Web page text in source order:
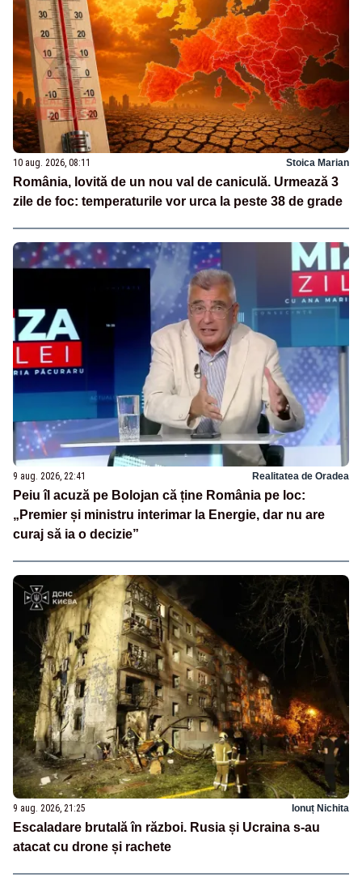
10 aug. 2026, 08:11 Stoica Marian
România, lovită de un nou val de caniculă. Urmează 3
zile de foc: temperaturile vor urca la peste 38 de grade
9 aug. 2026, 22:41 Realitatea de Oradea
Peiu îl acuză pe Bolojan că ține România pe loc:
„Premier și ministru interimar la Energie, dar nu are
curaj să ia o decizie”
9 aug. 2026, 21:25 Ionuț Nichita
Escaladare brutală în război. Rusia și Ucraina s-au
atacat cu drone și rachete